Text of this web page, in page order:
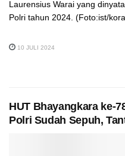
Laurensius Warai yang
Polri tahun 2024. (Foto:ist/
10 JULI 2024
HUT Bhayangkara ke-
Polri Sudah Sepuh,